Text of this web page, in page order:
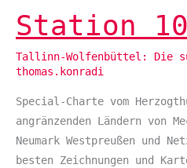
Station
Tallinn-Wolfenbüttel: Die
thomas.konradi
Special-Charte vom
angränzenden Ländern von
Neumark Westpreußen und
besten Zeichnungen und
Station
10,
Titel